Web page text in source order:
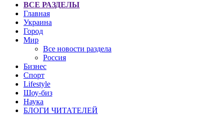
ВСЕ РАЗДЕЛЫ
Главная
Украина
Город
Мир
Все новости раздела
Россия
Бизнес
Спорт
Lifestyle
Шоу-биз
Наука
БЛОГИ ЧИТАТЕЛЕЙ